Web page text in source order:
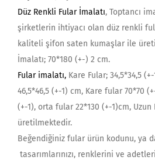
Düz Renkli Fular İmalatı, Toptancı
şirketlerin ihtiyacı olan düz renkli
kaliteli şifon saten kumaşlar ile
İmalatı; 70*180 (+-) 2 cm.
Fular imalatı, Kare Fular; 34,5*34,5
46,5*46,5 (+-1) cm, Kare fular 70*70
(+-1), orta fular 22*130 (+-1)cm, Uzun
üretilmektedir.
Beğendiğiniz fular ürün kodunu, ya da
tasarımlarınızı, renklerini ve